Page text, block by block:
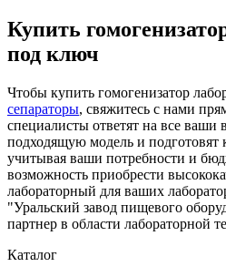
Купить
под ключ
Чтобы купить гомогенизатор
сепараторы, свяжитесь с нами
специалисты ответят на все ваши
подходящую модель и подготовят
учитывая ваши потребности и
возможность приобрести
лабораторный для ваших
"Уральский завод пищевого
партнер в области лабораторной
Каталог